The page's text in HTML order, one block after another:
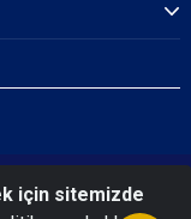
için sitemizde